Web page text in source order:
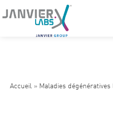
Accueil » Maladies